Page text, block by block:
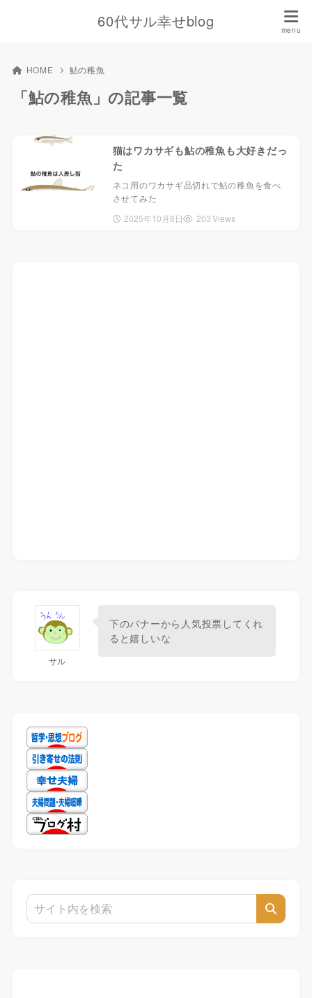
60代サル幸せblog
HOME 鮎の稚魚
「鮎の稚魚」の記事一覧
猫はワカサギも鮎の稚魚も大好きだっ
た
ネコ用のワカサギ品切れで鮎の稚魚を食べ
させてみた
2025年10月8日
203 Views
サル
下のバナーから人気投票してくれ
ると嬉しいな